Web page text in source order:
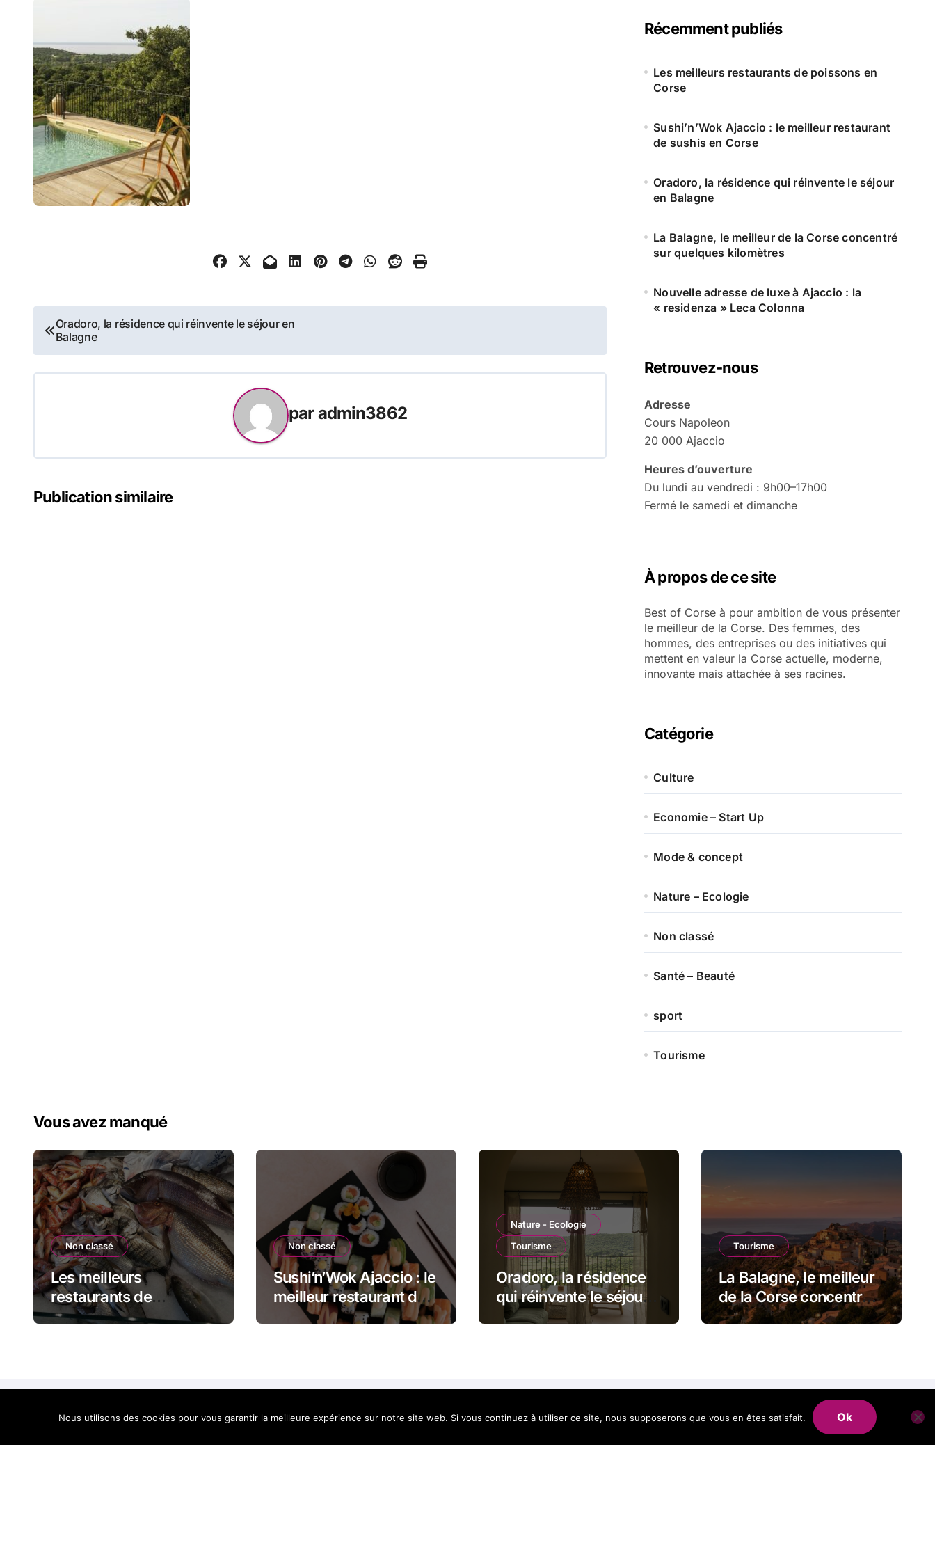
Navigation
de
l’article
Oradoro, la résidence qui réinvente le séjour en
Balagne
paradmin3862
Publication similaire
r
c
e
Récemment publiés
Les meilleurs restaurants de poissons en
Corse
Sushi’n’Wok Ajaccio : le meilleur restaurant
de sushis en Corse
Oradoro, la résidence qui réinvente le séjour
en Balagne
La Balagne, le meilleur de la Corse concentré
sur quelques kilomètres
Nouvelle adresse de luxe à Ajaccio : la
« residenza » Leca Colonna
Retrouvez-nous
Adresse
Cours Napoleon
20 000 Ajaccio
Heures d’ouverture
Du lundi au vendredi : 9h00–17h00
Fermé le samedi et dimanche
À propos de ce site
Best of Corse à pour ambition de vous présenter
le meilleur de la Corse. Des femmes, des
hommes, des entreprises ou des initiatives qui
mettent en valeur la Corse actuelle, moderne,
innovante mais attachée à ses racines.
Catégorie
Culture
Economie – Start Up
Mode & concept
Nature – Ecologie
Non classé
Santé – Beauté
sport
Tourisme
Vous avez manqué
Non classé
Les meilleurs
restaurants de
poissons en Corse
Non classé
Sushi’n’Wok Ajaccio : le
meilleur restaurant de
sushis en Corse
Nature - Ecologie
Tourisme
Oradoro, la résidence
qui réinvente le séjour
en Balagne
Tourisme
La Balagne, le meilleur
de la Corse concentré
sur quelques
Best of Corse, le meilleur de la
Nous utilisons des cookies pour vous garantir la meilleure expérience sur notre site web. Si vous continuez à utiliser ce site, nous supposerons que vous en êtes satisfait. Ok